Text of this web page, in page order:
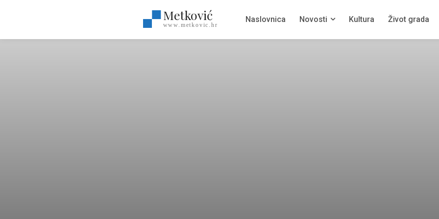
Metković
www.metkovic.hr
Naslovnica Novosti Kultura Život grada